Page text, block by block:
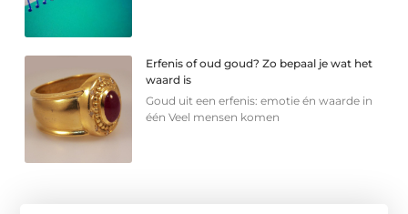
Erfenis of oud goud? Zo bepaal je wat het
waard is
Goud uit een erfenis: emotie én waarde in
één Veel mensen komen